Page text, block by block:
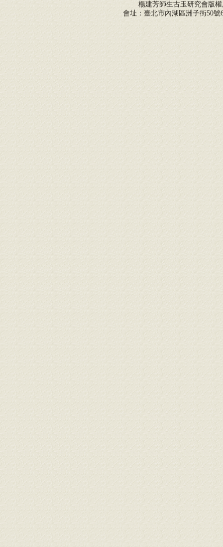
楊建芳師生古玉研究會版
會址：臺北市內湖區洲子街50號